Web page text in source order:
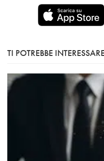
TI POTREBBE